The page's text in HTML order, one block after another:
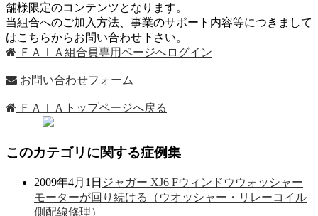
舗様限定のコンテンツとなります。
当組合へのご加入方法、事業のサポート内容等につきまして
はこちらからお問い合わせ下さい。
ＦＡＩＡ組合員専用ページへログイン
お問い合わせフォーム
ＦＡＩＡトップページへ戻る
このカテゴリに関する症例集
2009年4月1日 ジャガー XJ6 Fウィンドウウォッシャー
モーターが回り続ける（ウオッシャー・リレーコイル
側配線修理）